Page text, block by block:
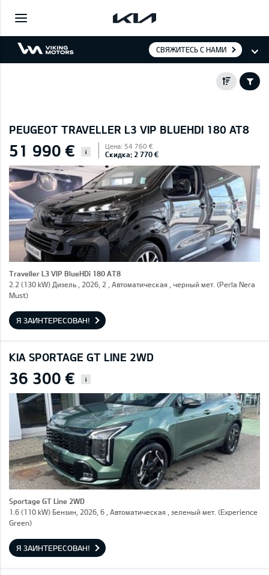
СВЯЖИТЕСЬ С НАМИ
PEUGEOT TRAVELLER L3 VIP BLUEHDI 180 AT8
51 990 € i
Цена: 54 760 €
Скидка: 2 770 €
Traveller L3 VIP BlueHDi 180 AT8
2.2 (130 kW) Дизель , 2026, 2 , Автоматическая , черный мет. (Perla Nera
Must)
Я ЗАИНТЕРЕСОВАН!
KIA SPORTAGE GT LINE 2WD
36 300 € i
Sportage GT Line 2WD
1.6 (110 kW) Бензин, 2026, 6 , Автоматическая , зеленый мет. (Experience
Green)
Я ЗАИНТЕРЕСОВАН!